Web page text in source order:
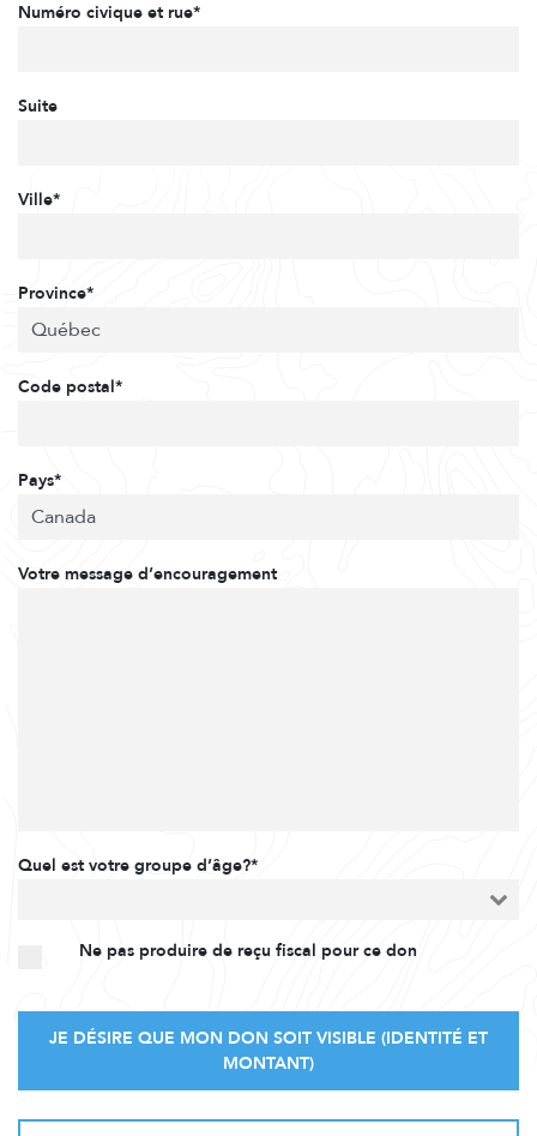
Numéro civique et rue*
Suite
Ville*
Province*
Code postal*
Pays*
Votre message d’encouragement
Quel est votre groupe d’âge?*
Ne pas produire de reçu fiscal pour ce don
JE DÉSIRE QUE MON DON SOIT VISIBLE (IDENTITÉ ET
MONTANT)